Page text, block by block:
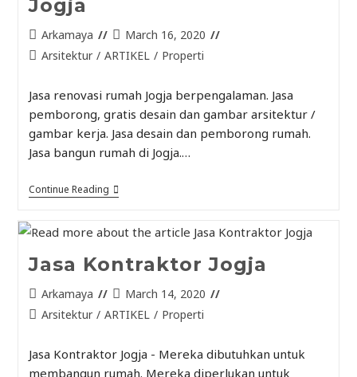
Jogja
Arkamaya
March 16, 2020
Arsitektur / ARTIKEL / Properti
Jasa renovasi rumah Jogja berpengalaman. Jasa
pemborong, gratis desain dan gambar arsitektur /
gambar kerja. Jasa desain dan pemborong rumah.
Jasa bangun rumah di Jogja.…
Continue Reading
Jasa Kontraktor Jogja
Arkamaya
March 14, 2020
Arsitektur / ARTIKEL / Properti
Jasa Kontraktor Jogja - Mereka dibutuhkan untuk
membangun rumah. Mereka diperlukan untuk